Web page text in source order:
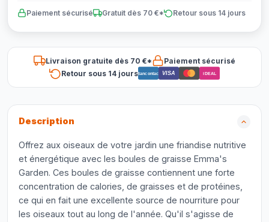
Paiement sécurisé Gratuit dès 70 €* Retour sous 14 jours
Livraison gratuite dès 70 €*
Paiement sécurisé
Retour sous 14 joursBancontact VISA iDEAL
Description
Offrez aux oiseaux de votre jardin une friandise nutritive
et énergétique avec les boules de graisse Emma's
Garden. Ces boules de graisse contiennent une forte
concentration de calories, de graisses et de protéines,
ce qui en fait une excellente source de nourriture pour
les oiseaux tout au long de l'année. Qu'il s'agisse de